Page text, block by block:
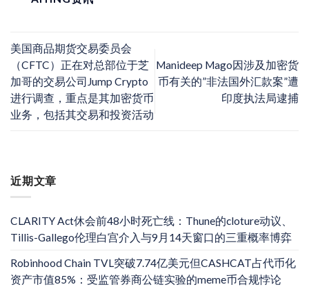
近期文章
CLARITY Act休会前48小时死亡线：Thune的cloture动议、
Tillis-Gallego伦理白宫介入与9月14天窗口的三重概率博弈
Robinhood Chain TVL突破7.74亿美元但CASHCAT占代币化
资产市值85%：受监管券商公链实验的meme币合规悖论
美国商品期货交易委员会
（CFTC）正在对总部位于芝
加哥的交易公司Jump Crypto
进行调查，重点是其加密货币
业务，包括其交易和投资活动
Manideep Mago因涉及加密货
币有关的”非法国外汇款案”遭
印度执法局逮捕